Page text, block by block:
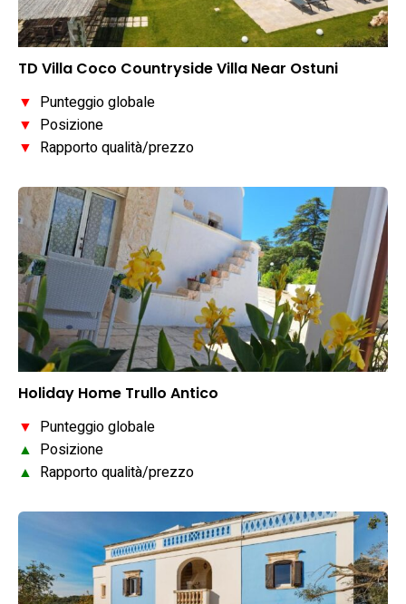
TD Villa Coco Countryside Villa Near Ostuni
▼ Punteggio globale
▼ Posizione
▼ Rapporto qualità/prezzo
Holiday Home Trullo Antico
▼ Punteggio globale
▲ Posizione
▲ Rapporto qualità/prezzo